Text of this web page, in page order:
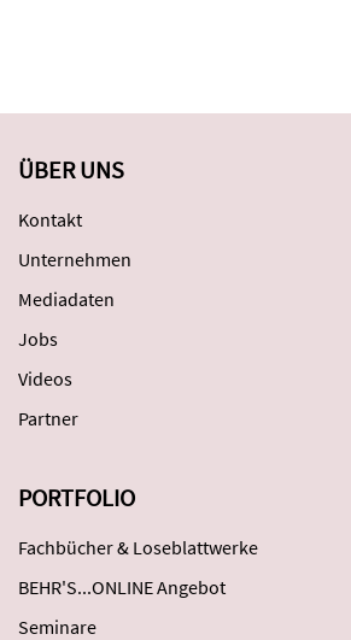
ÜBER UNS
Kontakt
Unternehmen
Mediadaten
Jobs
Videos
Partner
PORTFOLIO
Fachbücher & Loseblattwerke
BEHR'S...ONLINE Angebot
Seminare